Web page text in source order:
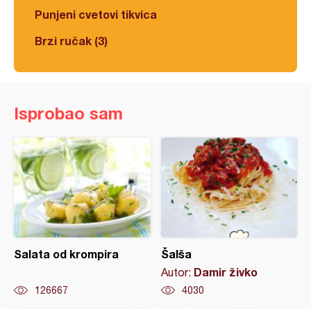
Punjeni cvetovi tikvica
Brzi ručak (3)
Isprobao sam
Salata od krompira
126667
Šalša
Autor: Damir živko
4030